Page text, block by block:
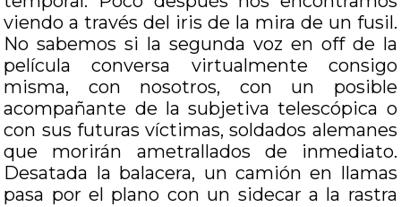
viendo a través del iris de la mira de un fusil.
No sabemos si la segunda voz en off de la
película conversa virtualmente consigo
misma, con nosotros, con un posible
acompañante de la subjetiva telescópica o
con sus futuras víctimas, soldados alemanes
que morirán ametrallados de inmediato.
Desatada la balacera, un camión en llamas
pasa por el plano con un sidecar a la rastra